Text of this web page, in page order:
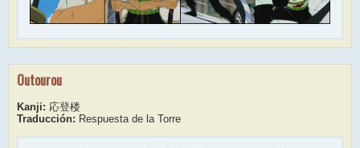
Outourou
Kanji: 応登楼
Traducción: Respuesta de la Torre